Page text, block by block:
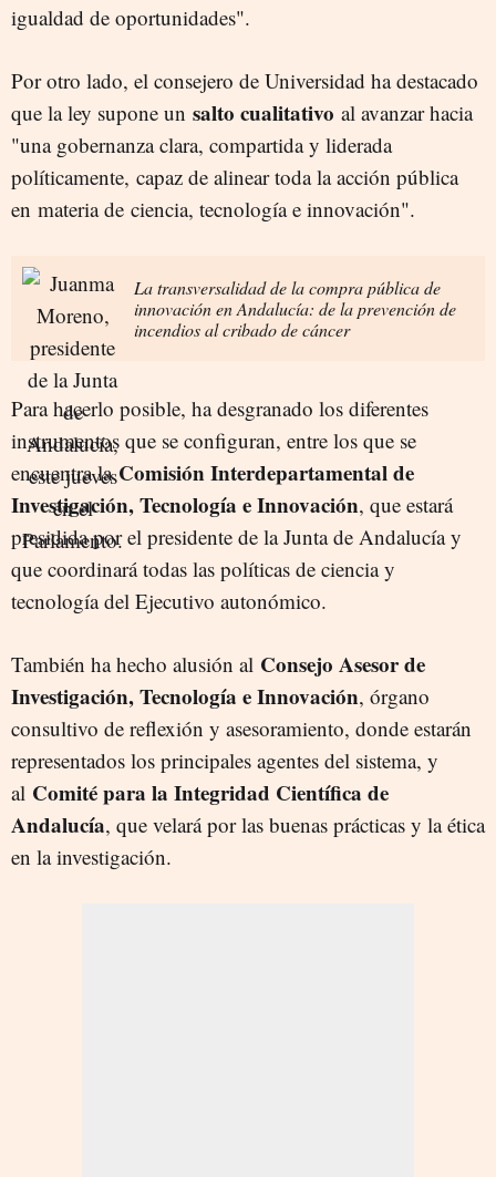
igualdad de oportunidades".
Por otro lado, el consejero de Universidad ha destacado
que la ley supone un salto cualitativo al avanzar hacia
"una gobernanza clara, compartida y liderada
políticamente, capaz de alinear toda la acción pública
en materia de ciencia, tecnología e innovación".
La transversalidad de la compra pública de
innovación en Andalucía: de la prevención de
incendios al cribado de cáncer
Para hacerlo posible, ha desgranado los diferentes
instrumentos que se configuran, entre los que se
encuentra laComisión Interdepartamental de
Investigación, Tecnología e Innovación, que estará
presidida por el presidente de la Junta de Andalucía y
que coordinará todas las políticas de ciencia y
tecnología del Ejecutivo autonómico.
También ha hecho alusión al Consejo Asesor de
Investigación, Tecnología e Innovación, órgano
consultivo de reflexión y asesoramiento, donde estarán
representados los principales agentes del sistema, y
al Comité para la Integridad Científica de
Andalucía, que velará por las buenas prácticas y la ética
en la investigación.